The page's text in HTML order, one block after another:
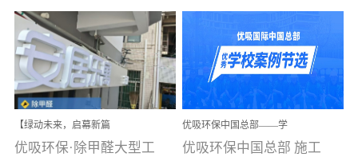
取得了多项产品技术专利
和多项国家版权局著作
权，获得高新技术企业称
号。生产优势自主生产自
给自足，优吸公司于2015
在广州番禺区成功建立产
品线生产基地，工厂拥有
【绿动未来，启幕新篇
章】优吸环保中标深圳安
居乐寓，超大型工装室内
优吸环保·除甲醛大型工
优吸环保中国总部——学
校施工案例(节选)
优吸环保中国总部 施工